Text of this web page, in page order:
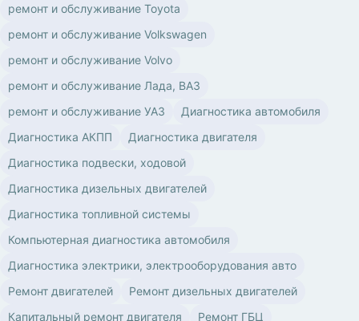
ремонт и обслуживание Toyota
ремонт и обслуживание Volkswagen
ремонт и обслуживание Volvo
ремонт и обслуживание Лада, ВАЗ
ремонт и обслуживание УАЗ
Диагностика автомобиля
Диагностика АКПП
Диагностика двигателя
Диагностика подвески, ходовой
Диагностика дизельных двигателей
Диагностика топливной системы
Компьютерная диагностика автомобиля
Диагностика электрики, электрооборудования авто
Ремонт двигателей
Ремонт дизельных двигателей
Капитальный ремонт двигателя
Ремонт ГБЦ